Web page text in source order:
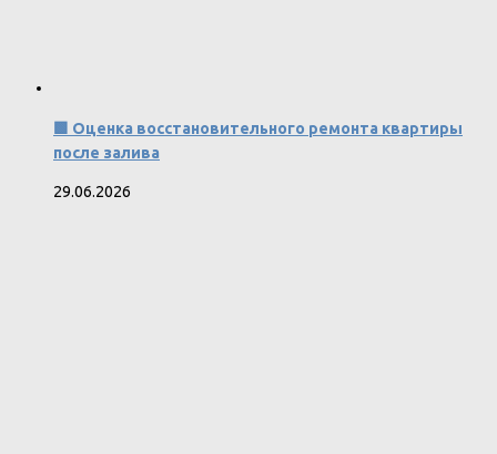
🟩 Оценка восстановительного ремонта квартиры
после залива
29.06.2026